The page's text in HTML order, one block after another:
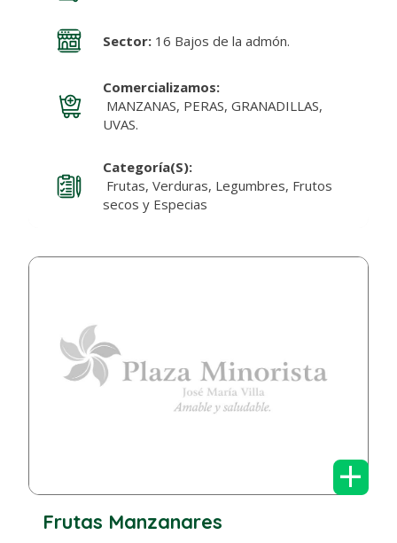
Sector:16 Bajos de la admón.
Comercializamos:
MANZANAS, PERAS, GRANADILLAS,
UVAS.
Categoría(s):
Frutas, Verduras, Legumbres, Frutos
secos y Especias
+
Frutas Manzanares